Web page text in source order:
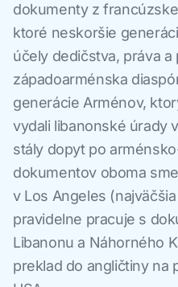
dokumenty z
ktoré neskoršie
účely dedičstva, práva
západoarménska
generácie Arménov,
vydali libanonské úrady
stály dopyt po
dokumentov oboma
v Los Angeles
pravidelne pracuje s
Libanonu a Náhorného
preklad do angličtiny na